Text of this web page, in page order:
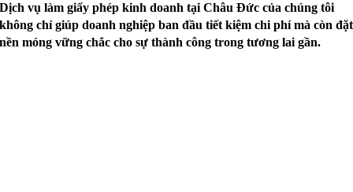
Dịch vụ làm giấy phép kinh doanh tại Châu Đức của chúng tôi
không chỉ giúp doanh nghiệp ban đầu tiết kiệm chi phí mà còn đặt
nền móng vững chắc cho sự thành công trong tương lai gần.